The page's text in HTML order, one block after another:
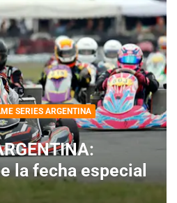
SERIES ARGENTINA
la fecha especial